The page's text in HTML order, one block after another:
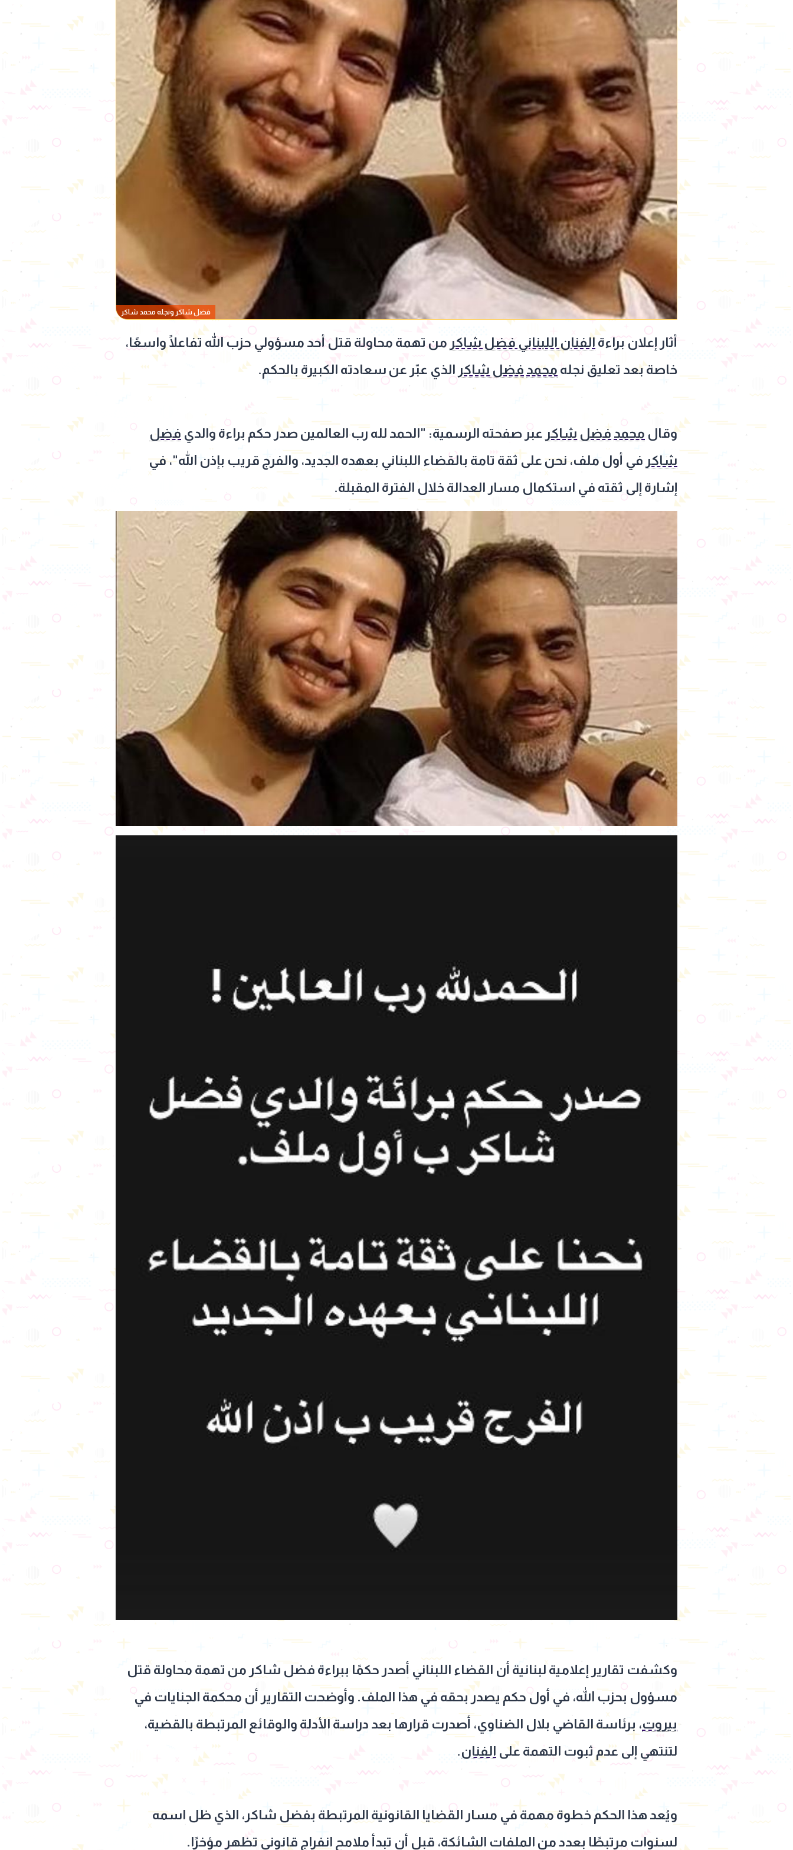
فضل شاكر ونجله محمد شاكر
أثار إعلان براءة الفنان اللبناني فضل شاكر من تهمة محاولة قتل أحد مسؤولي حزب الله تفاعلًا واسعًا،
خاصة بعد تعليق نجله محمد فضل شاكر الذي عبّر عن سعادته الكبيرة بالحكم.
وقال محمد فضل شاكر عبر صفحته الرسمية: "الحمد لله رب العالمين صدر حكم براءة والدي فضل
شاكر في أول ملف، نحن على ثقة تامة بالقضاء اللبناني بعهده الجديد، والفرج قريب بإذن الله"، في
إشارة إلى ثقته في استكمال مسار العدالة خلال الفترة المقبلة.
وكشفت تقارير إعلامية لبنانية أن القضاء اللبناني أصدر حكمًا ببراءة فضل شاكر من تهمة محاولة قتل
مسؤول بحزب الله، في أول حكم يصدر بحقه في هذا الملف. وأوضحت التقارير أن محكمة الجنايات في
بيروت، برئاسة القاضي بلال الضناوي، أصدرت قرارها بعد دراسة الأدلة والوقائع المرتبطة بالقضية،
لتنتهي إلى عدم ثبوت التهمة على الفنان.
ويُعد هذا الحكم خطوة مهمة في مسار القضايا القانونية المرتبطة بفضل شاكر، الذي ظل اسمه
لسنوات مرتبطًا بعدد من الملفات الشائكة، قبل أن تبدأ ملامح انفراج قانوني تظهر مؤخرًا.